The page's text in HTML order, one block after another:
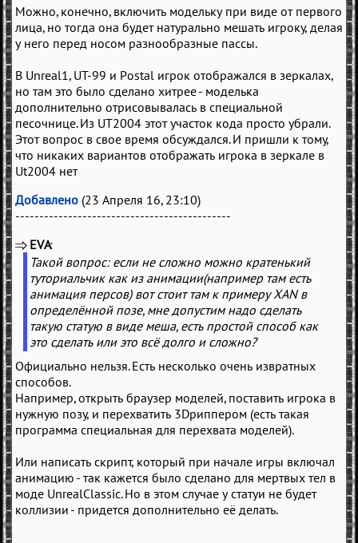
Можно, конечно, включить модельку при виде от первого
лица, но тогда она будет натурально мешать игроку, делая
у него перед носом разнообразные пассы.
В Unreal1, UT-99 и Postal игрок отображался в зеркалах,
но там это было сделано хитрее - моделька
дополнительно отрисовывалась в специальной
песочнице. Из UT2004 этот участок кода просто убрали.
Этот вопрос в свое время обсуждался. И пришли к тому,
что никаких вариантов отображать игрока в зеркале в
Ut2004 нет
Добавлено (23 Апреля 16, 23:10)
---------------------------------------------
EVA
Такой вопрос: если не сложно можно кратенький
туториальчик как из анимации(например там есть
анимация персов) вот стоит там к примеру XAN в
определённой позе, мне допустим надо сделать
такую статую в виде меша, есть простой способ как
это сделать или это всё долго и сложно?
Официально нельзя. Есть несколько очень извратных
способов.
Например, открыть браузер моделей, поставить игрока в
нужную позу, и перехватить 3Dриппером (есть такая
программа специальная для перехвата моделей).
Или написать скрипт, который при начале игры включал
анимацию - так кажется было сделано для мертвых тел в
моде UnrealClassic. Но в этом случае у статуи не будет
коллизии - придется дополнительно её делать.